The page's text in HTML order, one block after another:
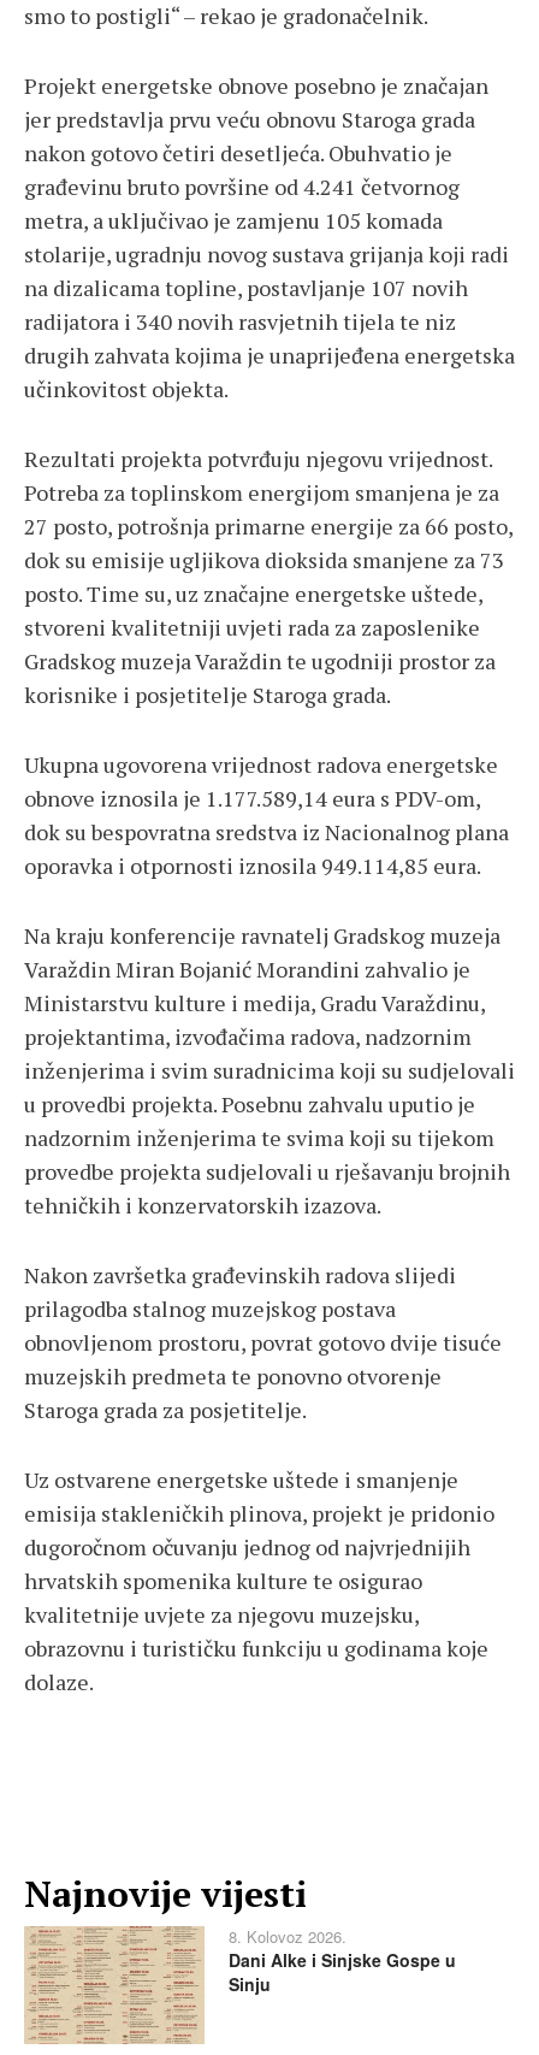
smo to postigli“ – rekao je gradonačelnik.
Projekt energetske obnove posebno je značajan
jer predstavlja prvu veću obnovu Staroga grada
nakon gotovo četiri desetljeća. Obuhvatio je
građevinu bruto površine od 4.241 četvornog
metra, a uključivao je zamjenu 105 komada
stolarije, ugradnju novog sustava grijanja koji radi
na dizalicama topline, postavljanje 107 novih
radijatora i 340 novih rasvjetnih tijela te niz
drugih zahvata kojima je unaprijeđena energetska
učinkovitost objekta.
Rezultati projekta potvrđuju njegovu vrijednost.
Potreba za toplinskom energijom smanjena je za
27 posto, potrošnja primarne energije za 66 posto,
dok su emisije ugljikova dioksida smanjene za 73
posto. Time su, uz značajne energetske uštede,
stvoreni kvalitetniji uvjeti rada za zaposlenike
Gradskog muzeja Varaždin te ugodniji prostor za
korisnike i posjetitelje Staroga grada.
Ukupna ugovorena vrijednost radova energetske
obnove iznosila je 1.177.589,14 eura s PDV-om,
dok su bespovratna sredstva iz Nacionalnog plana
oporavka i otpornosti iznosila 949.114,85 eura.
Na kraju konferencije ravnatelj Gradskog muzeja
Varaždin Miran Bojanić Morandini zahvalio je
Ministarstvu kulture i medija, Gradu Varaždinu,
projektantima, izvođačima radova, nadzornim
inženjerima i svim suradnicima koji su sudjelovali
u provedbi projekta. Posebnu zahvalu uputio je
nadzornim inženjerima te svima koji su tijekom
provedbe projekta sudjelovali u rješavanju brojnih
tehničkih i konzervatorskih izazova.
Nakon završetka građevinskih radova slijedi
prilagodba stalnog muzejskog postava
obnovljenom prostoru, povrat gotovo dvije tisuće
muzejskih predmeta te ponovno otvorenje
Staroga grada za posjetitelje.
Uz ostvarene energetske uštede i smanjenje
emisija stakleničkih plinova, projekt je pridonio
dugoročnom očuvanju jednog od najvrjednijih
hrvatskih spomenika kulture te osigurao
kvalitetnije uvjete za njegovu muzejsku,
obrazovnu i turističku funkciju u godinama koje
dolaze.
Najnovije vijesti
8. Kolovoz 2026.
Dani Alke i Sinjske Gospe u
Sinju